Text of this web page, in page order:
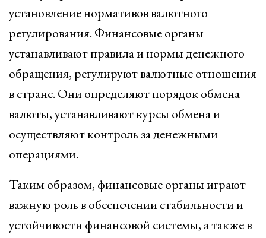
установление нормативов валютного
регулирования. Финансовые органы
устанавливают правила и нормы денежного
обращения, регулируют валютные отношения
в стране. Они определяют порядок обмена
валюты, устанавливают курсы обмена и
осуществляют контроль за денежными
операциями.
Таким образом, финансовые органы играют
важную роль в обеспечении стабильности и
устойчивости финансовой системы, а также в